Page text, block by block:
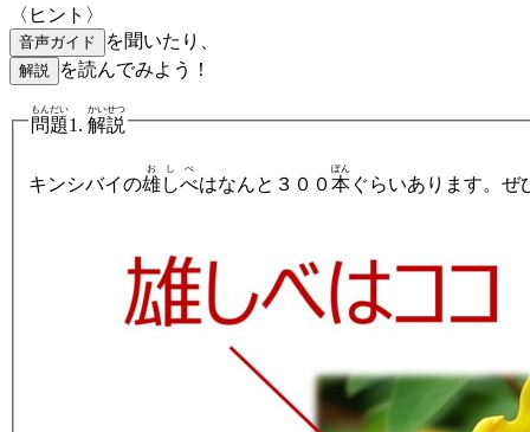
〈ヒント〉
音声ガイド を聞いたり、
解説 を読んでみよう！
問題
もんだい
1. 解説
かいせつ
キンシバイの雄しべ
おしべ
はなんと３００本
ぽん
ぐらいあります。ぜ